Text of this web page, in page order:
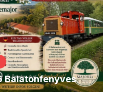
Balatonfenyves